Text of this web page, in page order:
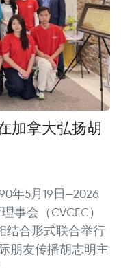
加拿大弘扬胡
年5月19日—2026
事会（CVCEC）
结合形式联合举行
朋友传播胡志明主